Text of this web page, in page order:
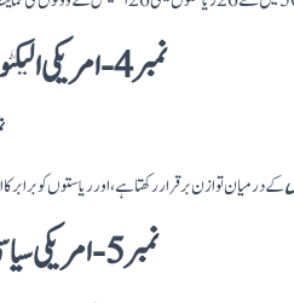
نمبر 4- امریکی الیکٹورل کالج کے فوائد اور اس نظام پر تنقید
کے درمیان توازن برقرار رکھتا ہے، اور ریاستوں کو برابر
نمبر 5- امریکی سیاسی نظام کی تاریخ میں کچھ اہم واقعات: